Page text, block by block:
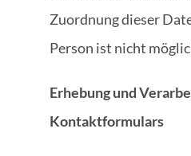
Zuordnung dieser
Person ist nicht
Erhebung und
Kontaktformulars